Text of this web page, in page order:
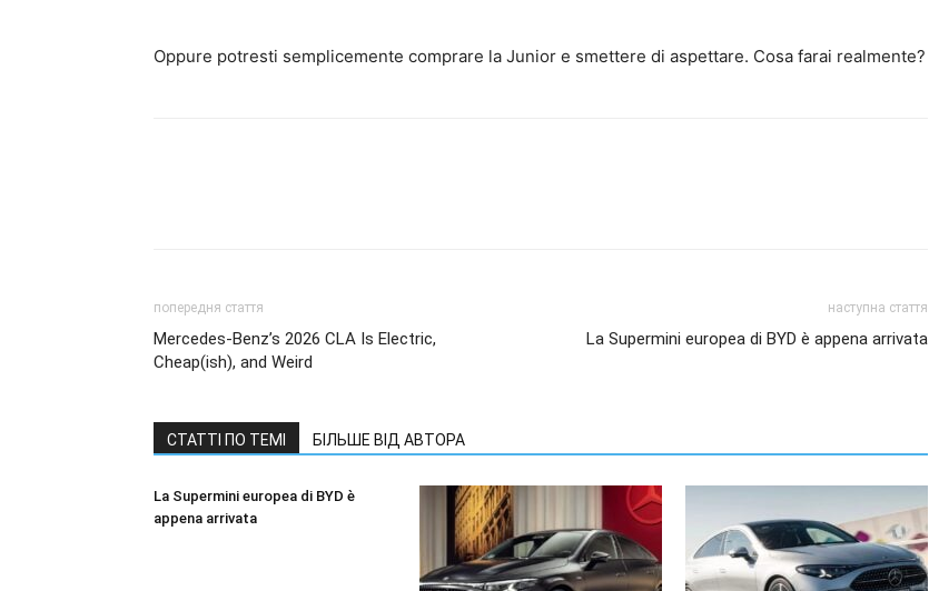
Oppure potresti semplicemente comprare la Junior e smettere di aspettare. Cosa farai realmente?
попередня стаття
Mercedes-Benz’s 2026 CLA Is Electric,
Cheap(ish), and Weird
наступна стаття
La Supermini europea di BYD è appena arrivata
СТАТТІ ПО ТЕМІ БІЛЬШЕ ВІД АВТОРА
La Supermini europea di BYD è
appena arrivata